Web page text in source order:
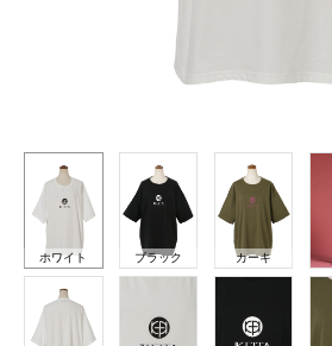
ホワイト ブラック カーキ